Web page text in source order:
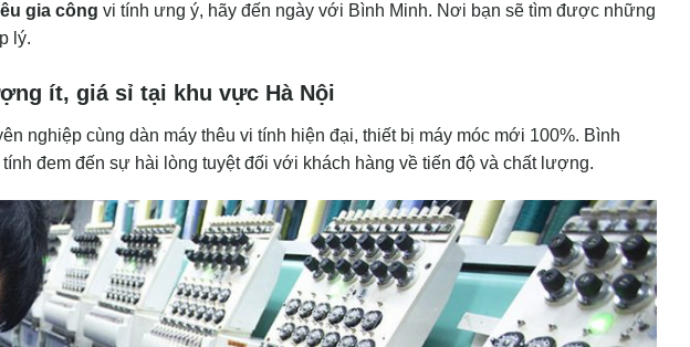
gia công vi tính ưng ý, hãy đến ngày với Bình Minh. Nơi bạn sẽ tìm được những
lý.
ít, giá sỉ tại khu vực Hà Nội
nghiệp cùng dàn máy thêu vi tính hiện đại, thiết bị máy móc mới 100%. Bình
tính đem đến sự hài lòng tuyệt đối với khách hàng về tiến độ và chất lượng.